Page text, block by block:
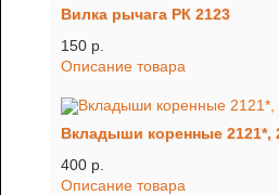
Вилка рычага РК 2123
150 p.
Описание товара
Вкладыши коренные 2121*,
400 p.
Описание товара